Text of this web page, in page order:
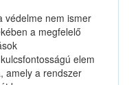
védelme nem ismer
a megfelelő
elem
amely a rendszer